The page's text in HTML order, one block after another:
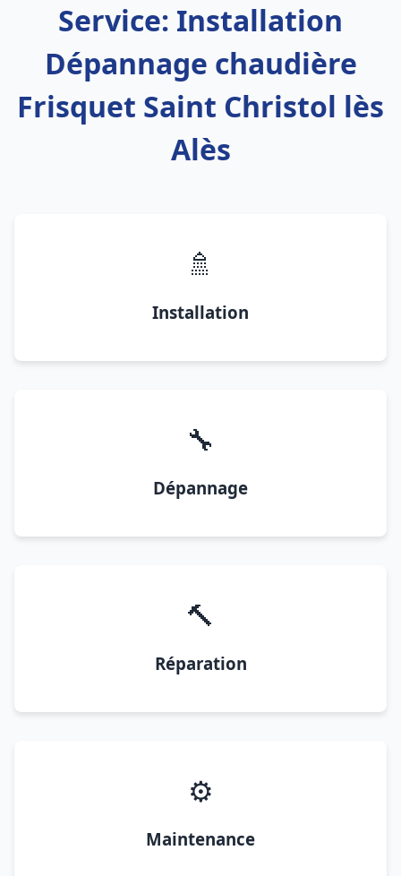
Service: Installation
Dépannage chaudière
Frisquet Saint Christol lès
Alès
🚿
Installation
🔧
Dépannage
🔨
Réparation
⚙️
Maintenance